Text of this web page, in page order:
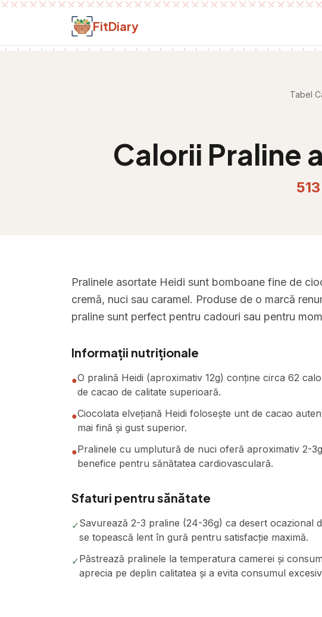
Salt la conținut
FitDiary
Tabel
Calorii Praline
513
Pralinele asortate Heidi sunt bomboane fine de
cremă, nuci sau caramel. Produse de o marcă
praline sunt perfect pentru cadouri sau pentru
Informații nutriționale
●O pralină Heidi (aproximativ 12g) conține circa 62
de cacao de calitate superioară.
●Ciocolata elvețiană Heidi folosește unt de cacao
mai fină și gust superior.
●Pralinele cu umplutură de nuci oferă aproximativ 2-
benefice pentru sănătatea cardiovasculară.
Sfaturi pentru sănătate
✓Savurează 2-3 praline (24-36g) ca desert ocazional
se topească lent în gură pentru satisfacție maximă.
✓Păstrează pralinele la temperatura camerei și
aprecia pe deplin calitatea și a evita consumul